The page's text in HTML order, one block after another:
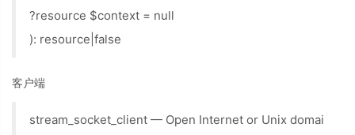
?resource $context = null
): resource|false
客户端
stream_socket_client — Open Internet or Unix domai